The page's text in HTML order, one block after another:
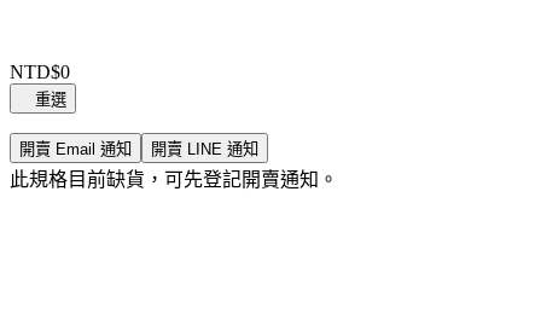
1
of
0
NTD$0
重選
開賣 Email 通知 開賣 LINE 通知
此規格目前缺貨，可先登記開賣通知。